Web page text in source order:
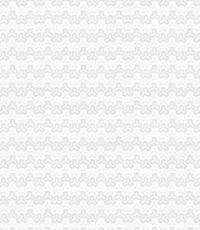
试点发展任务
建设成效明显
审
居先行赔偿机制
查体系改革推进工作提出四点要求
我身边的重庆税务注销员” 演讲比赛
2011年上半年微型企业发展任务
残疾人微型企业
评议政风行风工作实施方案
庆分公司注销期间食品安全监管
公司工商专报信息作出批示
研究加行政执法与刑事司法衔接工作